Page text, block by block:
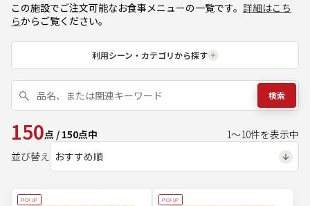
この施設でご注文可能なお食事メニューの一覧です。 詳細はこち
らからご覧ください。
利用シーン・カテゴリから探す
検索
150点 / 150点中 1～10件を表示中
並び替え
PICK UP PICK UP